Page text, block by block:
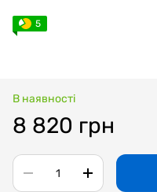
5
В наявності
8 820 грн